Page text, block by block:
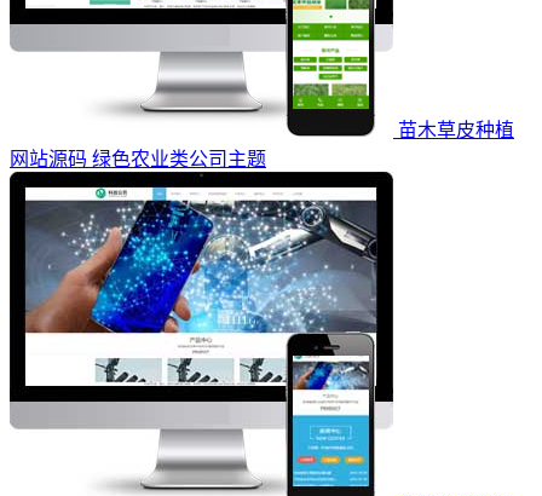
苗木草皮种植
网站源码 绿色农业类公司主题